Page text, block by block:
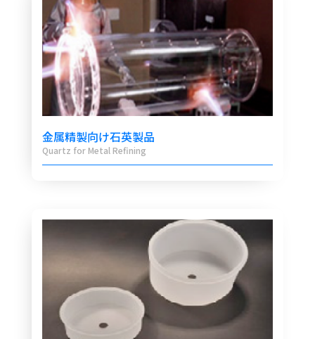
金属精製向け石英製品
Quartz for Metal Refining